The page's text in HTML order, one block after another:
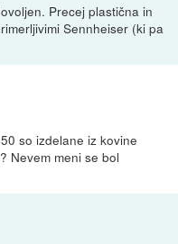
Precej plastična in
Sennheiser (ki pa
so izdelane iz kovine
Nevem meni se bol